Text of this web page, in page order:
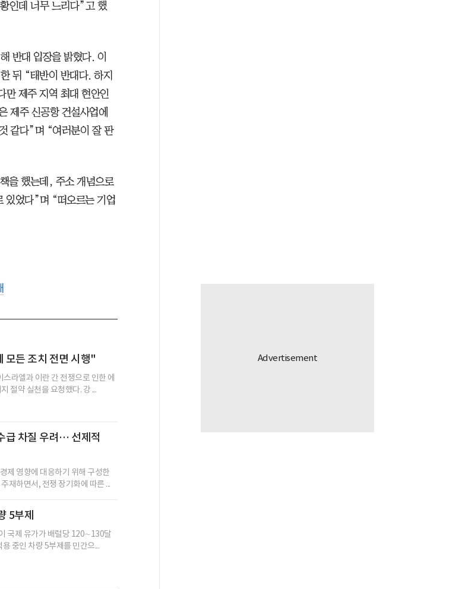
인데 너무 느리다”고 했
반대 입장을 밝혔다. 이
뒤 “태반이 반대다. 하지
만 제주 지역 최대 현안인
제주 신공항 건설사업에
같다”며 “여러분이 잘 판
을 했는데, 주소 개념으로
있었다”며 “떠오르는 기업
모든 조치 전면 시행"
라엘과 이란 간 전쟁으로 인한 에
절약 실천을 요청했다. 강 ...
급 차질 우려… 선제적
제 영향에 대응하기 위해 구성한
재하면서, 전쟁 장기화에 따른 ...
5부제
국제 유가가 배럴당 120∼130달
중인 차량 5부제를 민간으...